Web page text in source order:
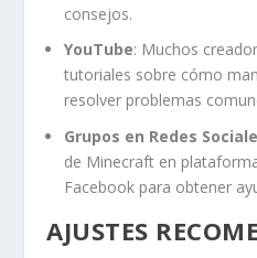
consejos.
YouTube: Muchos
tutoriales sobre cómo
resolver problemas
Grupos en Redes
de Minecraft en
Facebook para obtener
AJUSTES